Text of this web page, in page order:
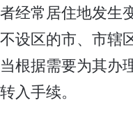
经常居住地发生
设区的市、市辖
根据需要为其办
入手续。